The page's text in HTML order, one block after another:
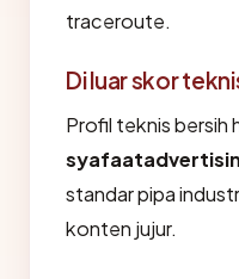
traceroute.
Di luar skor
Profil teknis bersih
standar pipa
konten jujur.